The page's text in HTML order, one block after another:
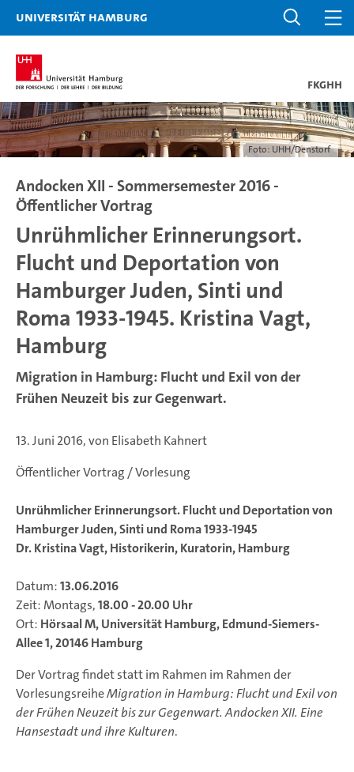
Universität Hamburg
FKGHH
Foto: UHH/Denstorf
Andocken XII - Sommersemester 2016 -
Öffentlicher Vortrag
Unrühmlicher Erinnerungsort.
Flucht und Deportation von
Hamburger Juden, Sinti und
Roma 1933-1945. Kristina Vagt,
Hamburg
Migration in Hamburg: Flucht und Exil von der
Frühen Neuzeit bis zur Gegenwart.
13. Juni 2016, von Elisabeth Kahnert
Öffentlicher Vortrag / Vorlesung
Unrühmlicher Erinnerungsort. Flucht und Deportation von
Hamburger Juden, Sinti und Roma 1933-1945
Dr. Kristina Vagt, Historikerin, Kuratorin, Hamburg
Datum:13.06.2016
Zeit: Montags,18.00 - 20.00 Uhr
Ort: Hörsaal M, Universität Hamburg, Edmund-Siemers-
Allee 1, 20146 Hamburg
Der Vortrag findet statt im Rahmen im Rahmen der
VorlesungsreiheMigration in Hamburg: Flucht und Exil von
der Frühen Neuzeit bis zur Gegenwart. Andocken XII. Eine
Hansestadt und ihre Kulturen.